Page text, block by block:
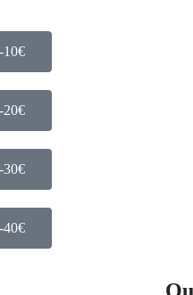
10€
20€
30€
40€